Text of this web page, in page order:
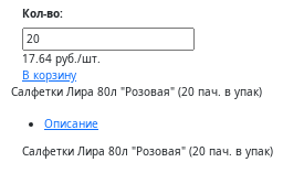
Кол-во:
17.64 руб./шт.
В корзину
Салфетки Лира 80л "Розовая" (20 пач. в упак)
Описание
Салфетки Лира 80л "Розовая" (20 пач. в упак)